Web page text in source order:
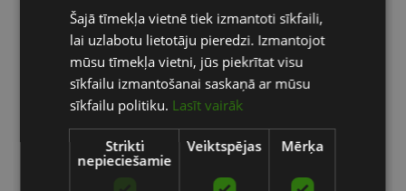
ENGLISH
RUSSIAN
Šajā tīmekļa vietnē tiek izmantoti sīkfaili,
lai uzlabotu lietotāju pieredzi. Izmantojot
mūsu tīmekļa vietni, jūs piekrītat visu
sīkfailu izmantošanai saskaņā ar mūsu
sīkfailu politiku. Lasīt vairāk
Strikti
nepieciešamie
Veiktspējas Mērķa